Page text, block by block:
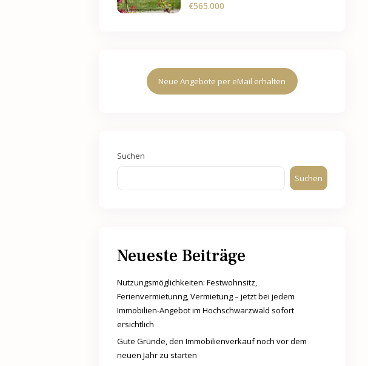
€565.000
Neue Angebote per eMail erhalten
Suchen
Suchen
Neueste Beiträge
Nutzungsmöglichkeiten: Festwohnsitz,
Ferienvermietunng, Vermietung – jetzt bei jedem
Immobilien-Angebot im Hochschwarzwald sofort
ersichtlich
Gute Gründe, den Immobilienverkauf noch vor dem
neuen Jahr zu starten